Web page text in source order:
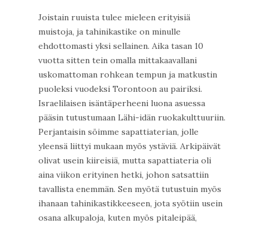
Joistain ruuista tulee mieleen erityisiä
muistoja, ja tahinikastike on minulle
ehdottomasti yksi sellainen. Aika tasan 10
vuotta sitten tein omalla mittakaavallani
uskomattoman rohkean tempun ja matkustin
puoleksi vuodeksi Torontoon au pairiksi.
Israelilaisen isäntäperheeni luona asuessa
pääsin tutustumaan Lähi-idän ruokakulttuuriin.
Perjantaisin söimme sapattiaterian, jolle
yleensä liittyi mukaan myös ystäviä. Arkipäivät
olivat usein kiireisiä, mutta sapattiateria oli
aina viikon erityinen hetki, johon satsattiin
tavallista enemmän. Sen myötä tutustuin myös
ihanaan tahinikastikkeeseen, jota syötiin usein
osana alkupaloja, kuten myös pitaleipää,